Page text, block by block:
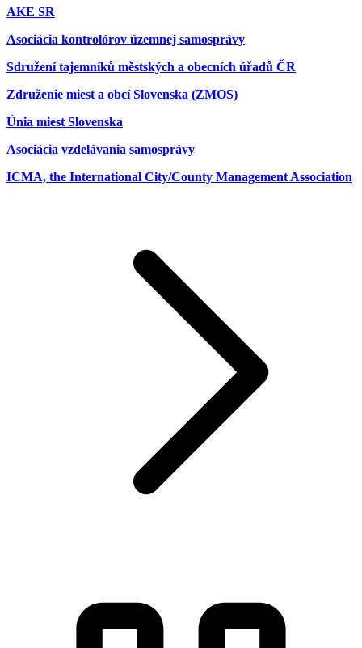
AKE SR
Asociácia kontrolórov územnej samosprávy
Sdružení tajemníků městských a obecních úřadů ČR
Združenie miest a obcí Slovenska (ZMOS)
Únia miest Slovenska
Asociácia vzdelávania samosprávy
ICMA, the International City/County Management Association